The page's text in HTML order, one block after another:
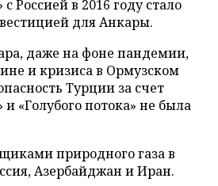
Россией в 2016 году стало
для Анкары.
даже на фоне пандемии,
и кризиса в Ормузском
Турции за счет
и «Голубого потока» не была
природного газа в
Азербайджан и Иран.